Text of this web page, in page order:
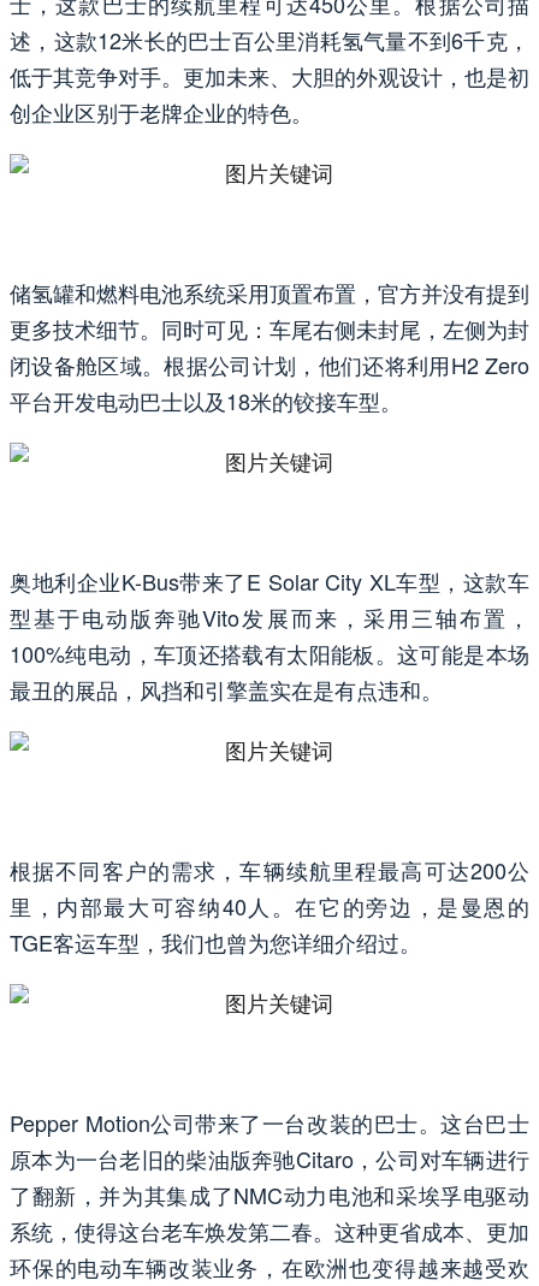
述，这款12米长的巴士百公里消耗氢气量不到6千克，
低于其竞争对手。更加未来、大胆的外观设计，也是初
创企业区别于老牌企业的特色。
储氢罐和燃料电池系统采用顶置布置，官方并没有提到
更多技术细节。同时可见：车尾右侧未封尾，左侧为封
闭设备舱区域。根据公司计划，他们还将利用H2 Zero
平台开发电动巴士以及18米的铰接车型。
奥地利企业K-Bus带来了E Solar City XL车型，这款车
型基于电动版奔驰Vito发展而来，采用三轴布置，
100%纯电动，车顶还搭载有太阳能板。这可能是本场
最丑的展品，风挡和引擎盖实在是有点违和。
根据不同客户的需求，车辆续航里程最高可达200公
里，内部最大可容纳40人。在它的旁边，是曼恩的
TGE客运车型，我们也曾为您详细介绍过。
Pepper Motion公司带来了一台改装的巴士。这台巴士
原本为一台老旧的柴油版奔驰Citaro，公司对车辆进行
了翻新，并为其集成了NMC动力电池和采埃孚电驱动
系统，使得这台老车焕发第二春。这种更省成本、更加
环保的电动车辆改装业务，在欧洲也变得越来越受欢